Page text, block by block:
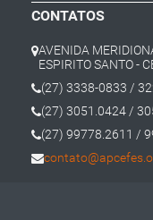
CONTATOS
AVENIDA
ESPIRITO SANTO -
(27) 3338-0833 /
(27) 3051.0424 /
(27) 99778.2611 /